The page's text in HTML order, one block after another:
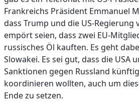
Frankreichs Präsident Emmanuel
dass Trump und die US-
empört seien, dass zwei EU-
russisches Öl kauften. Es geht
Slowakei. Es sei gut, dass die USA
Sanktionen gegen Russland
koordinieren wollten, auch um
Ende zu setzen.